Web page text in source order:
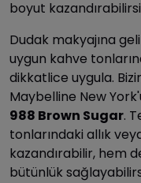
boyut
Dudak makyajına
uygun kahve
dikkatlice uygula.
Maybelline New
988 Brown Sugar.
tonlarındaki allık
kazandırabilir, hem
bütünlük